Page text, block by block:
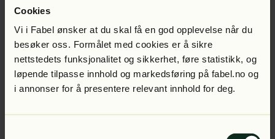
Cookies
Vi i Fabel ønsker at du skal få en god opplevelse når du
besøker oss. Formålet med cookies er å sikre
nettstedets funksjonalitet og sikkerhet, føre statistikk, og
løpende tilpasse innhold og markedsføring på fabel.no og
i annonser for å presentere relevant innhold for deg.